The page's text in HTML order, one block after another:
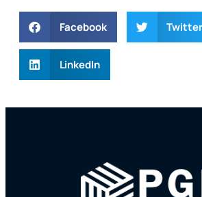
Facebook Twitter
LinkedIn